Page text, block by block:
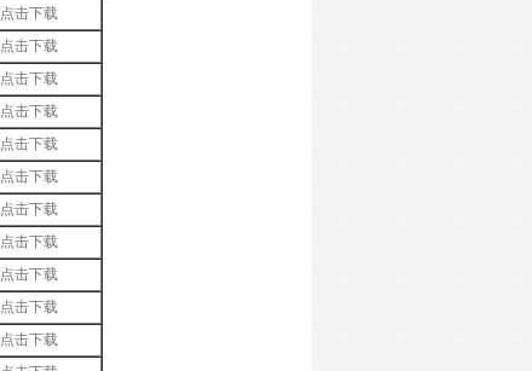
点击下载
点击下载
点击下载
点击下载
点击下载
点击下载
点击下载
点击下载
点击下载
点击下载
点击下载